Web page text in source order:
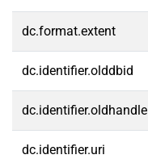
dc.format.extent
dc.identifier.olddbid
dc.identifier.oldhandle
dc.identifier.uri